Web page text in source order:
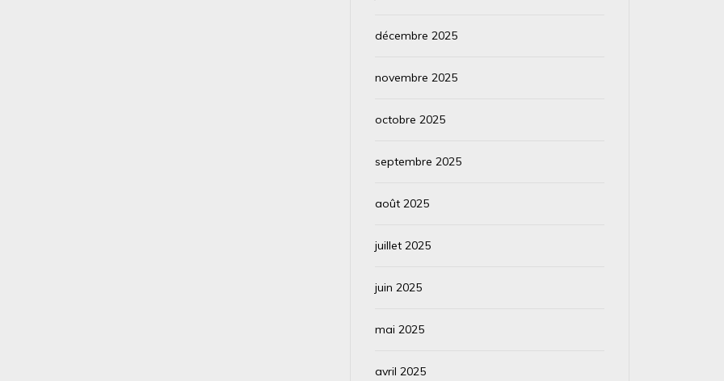
décembre 2025
novembre 2025
octobre 2025
septembre 2025
août 2025
juillet 2025
juin 2025
mai 2025
avril 2025